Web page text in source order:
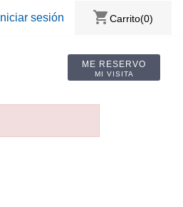
Iniciar sesión shopping_cartCarrito(0)
ME RESERVO
MI VISITA